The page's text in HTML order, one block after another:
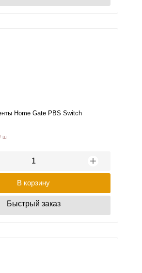
Home Gate PBS Switch
/ шт
+
В корзину
Быстрый заказ